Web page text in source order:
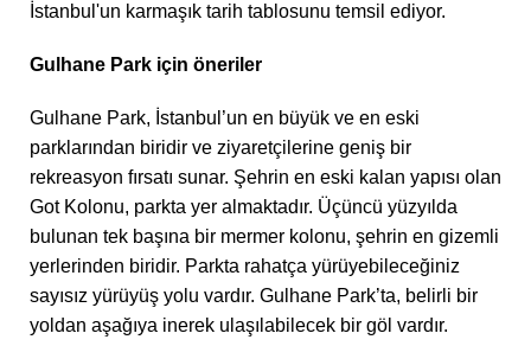
İstanbul'un karmaşık tarih tablosunu temsil ediyor.
Gulhane Park için öneriler
Gulhane Park, İstanbul’un en büyük ve en eski
parklarından biridir ve ziyaretçilerine geniş bir
rekreasyon fırsatı sunar. Şehrin en eski kalan yapısı olan
Got Kolonu, parkta yer almaktadır. Üçüncü yüzyılda
bulunan tek başına bir mermer kolonu, şehrin en gizemli
yerlerinden biridir. Parkta rahatça yürüyebileceğiniz
sayısız yürüyüş yolu vardır. Gulhane Park’ta, belirli bir
yoldan aşağıya inerek ulaşılabilecek bir göl vardır.